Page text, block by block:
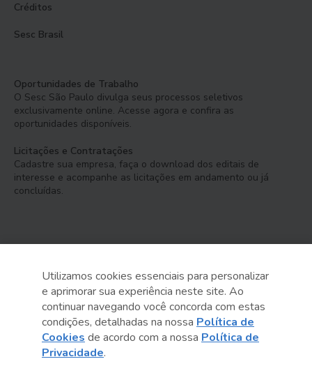
Créditos
Sesc Brasil
Oportunidades de Trabalho
O Sesc São Paulo divulga seus processos seletivos
exclusivamente online. Acesse agora e confira as
oportunidades disponíveis.
Licitações e Contratações
Cadastre sua empresa, faça o download dos editais de
interesse e acompanhe as licitações em andamento ou já
concluídas.
Serviço Social do Comércio
Administração Regional no Estado de São Paulo
Sesc São Paulo por aí:
Utilizamos cookies essenciais para personalizar
e aprimorar sua experiência neste site. Ao
continuar navegando você concorda com estas
condições, detalhadas na nossa Política de
Cookies de acordo com a nossa Política de
Privacidade.